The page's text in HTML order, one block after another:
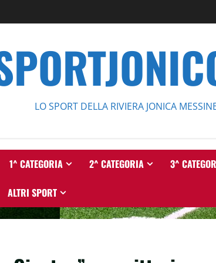
LO SPORT DELLA RIVIERA JONICA
1^ CATEGORIA 2^ CATEGORIA 3^
ALTRI SPORT